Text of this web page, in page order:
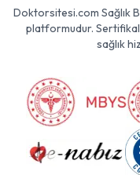
Doktorsitesi.com Sağlık
platformudur.
sağlık